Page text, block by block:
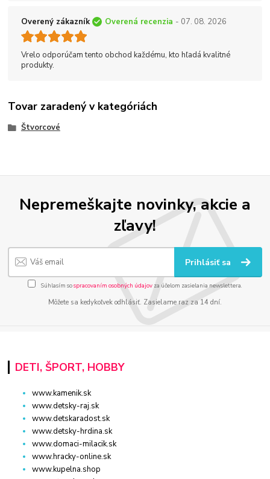
Overený zákazník Overená recenzia - 07. 08. 2026
Vrelo odporúčam tento obchod každému, kto hľadá kvalitné
produkty.
Tovar zaradený v kategóriách
Štvorcové
Nepremeškajte novinky, akcie a
zľavy!
Prihlásiť sa
Súhlasím sospracovaním osobných údajov za účelom zasielania newslettera.
Môžete sa kedykoľvek odhlásiť. Zasielame raz za 14 dní.
DETI, ŠPORT, HOBBY
www.kamenik.sk
www.detsky-raj.sk
www.detskaradost.sk
www.detsky-hrdina.sk
www.domaci-milacik.sk
www.hracky-online.sk
www.kupelna.shop